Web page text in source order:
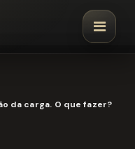
da carga. O que fazer?